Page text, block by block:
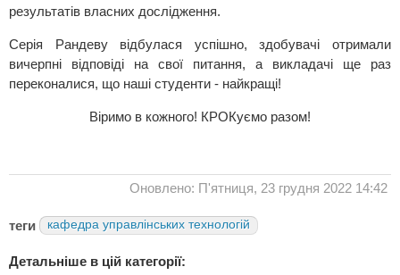
результатів власних дослідження.
Серія Рандеву відбулася успішно, здобувачі отримали
вичерпні відповіді на свої питання, а викладачі ще раз
переконалися, що наші студенти - найкращі!
Віримо в кожного! КРОКуємо разом!
Оновлено: П'ятниця, 23 грудня 2022 14:42
теги кафедра управлінських технологій
Детальніше в цій категорії: